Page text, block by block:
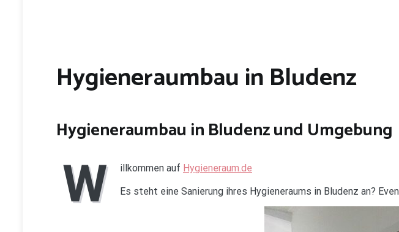
Hygieneraumbau in Bludenz
Hygieneraumbau in Bludenz und Umgebung
W illkommen auf Hygieneraum.de
Es steht eine Sanierung ihres Hygieneraums in Bludenz an?